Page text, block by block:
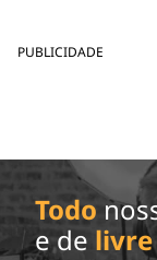
PUBLICIDADE
Todo
e de livre